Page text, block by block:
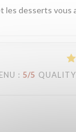
les desserts vous
: 5/5